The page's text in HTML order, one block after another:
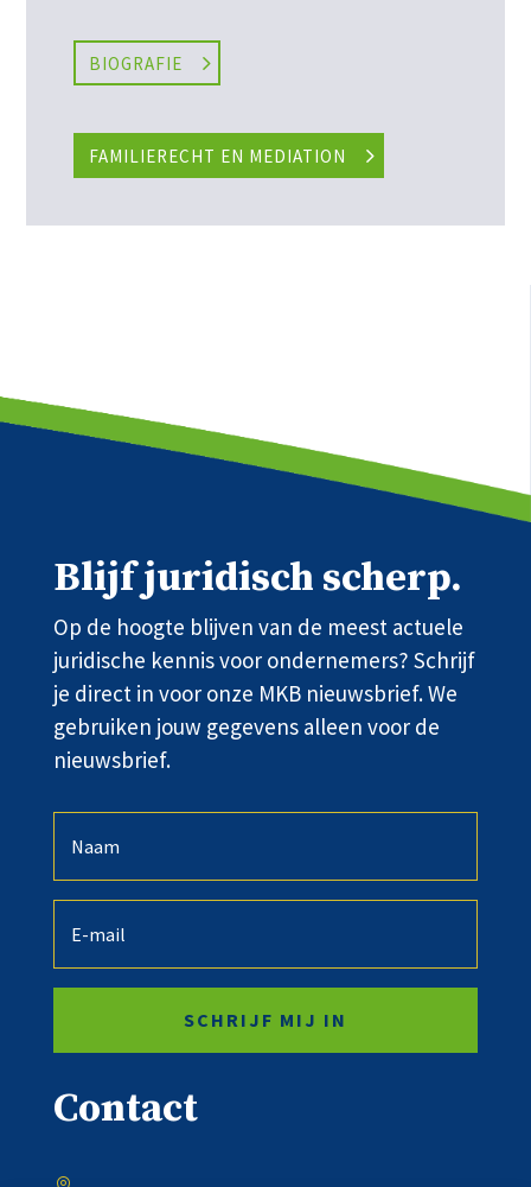
BIOGRAFIE
FAMILIERECHT EN MEDIATION
Blijf juridisch scherp.
Op de hoogte blijven van de meest actuele
juridische kennis voor ondernemers? Schrijf
je direct in voor onze MKB nieuwsbrief. We
gebruiken jouw gegevens alleen voor de
nieuwsbrief.
SCHRIJF MIJ IN
Contact